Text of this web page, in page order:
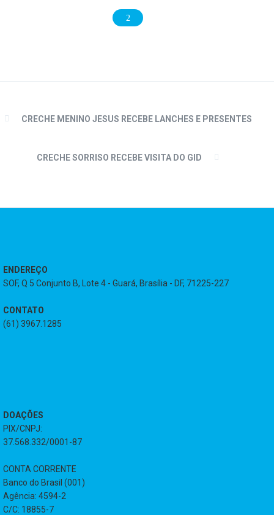
CRECHE MENINO JESUS RECEBE LANCHES E PRESENTES
CRECHE SORRISO RECEBE VISITA DO GID
ENDEREÇO
SOF, Q 5 Conjunto B, Lote 4 - Guará, Brasília - DF, 71225-227
CONTATO
(61) 3967.1285
DOAÇÕES
PIX/CNPJ:
37.568.332/0001-87
CONTA CORRENTE
Banco do Brasil (001)
Agência: 4594-2
C/C: 18855-7